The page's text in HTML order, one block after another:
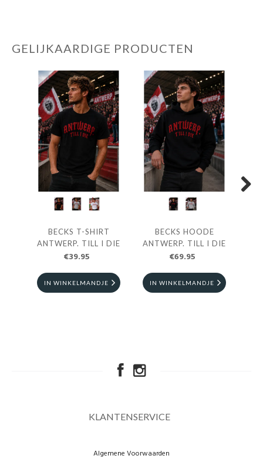
GELIJKAARDIGE PRODUCTEN
BECKS T-SHIRT
ANTWERP. TILL I DIE
€39.95
IN WINKELMANDJE
BECKS HOODE
ANTWERP. TILL I DIE
€69.95
IN WINKELMANDJE
KLANTENSERVICE
Algemene Voorwaarden